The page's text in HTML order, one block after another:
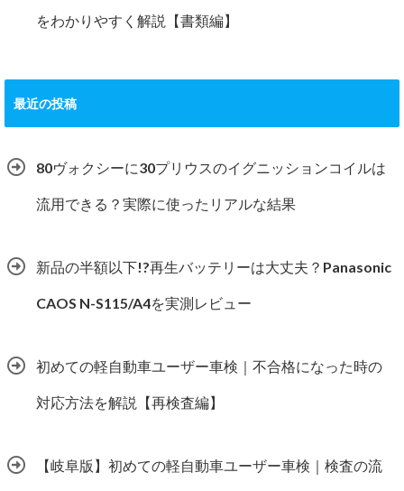
をわかりやすく解説【書類編】
最近の投稿
80ヴォクシーに30プリウスのイグニッションコイルは
流用できる？実際に使ったリアルな結果
新品の半額以下!?再生バッテリーは大丈夫？Panasonic
CAOS N-S115/A4を実測レビュー
初めての軽自動車ユーザー車検｜不合格になった時の
対応方法を解説【再検査編】
【岐阜版】初めての軽自動車ユーザー車検｜検査の流